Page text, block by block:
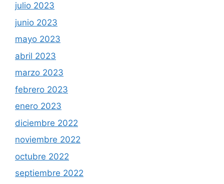
julio 2023
junio 2023
mayo 2023
abril 2023
marzo 2023
febrero 2023
enero 2023
diciembre 2022
noviembre 2022
octubre 2022
septiembre 2022